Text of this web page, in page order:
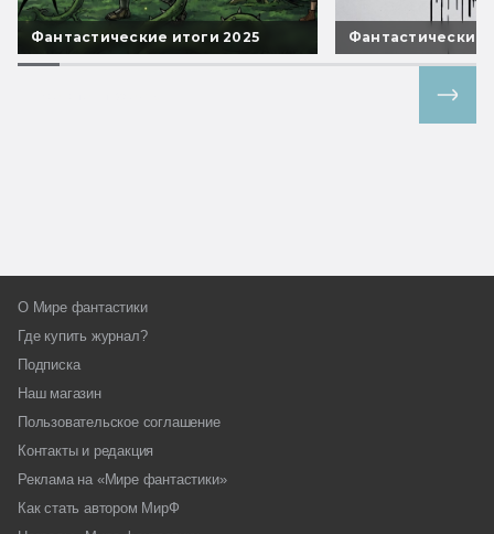
Фантастические итоги 2025 Фантастические
О Мире фантастики
Где купить журнал?
Подписка
Наш магазин
Пользовательское соглашение
Контакты и редакция
Реклама на «Мире фантастики»
Как стать автором МирФ